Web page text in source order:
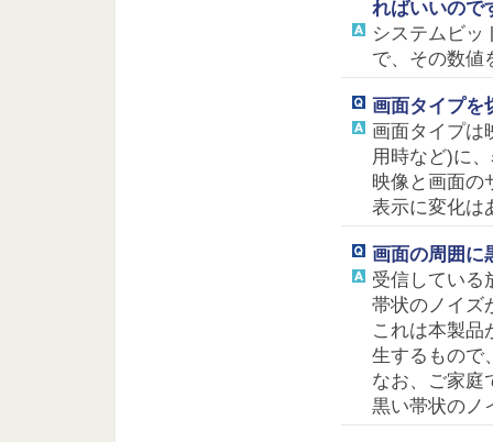
ればいいので
システムビッ
で、その数値
画面タイプを
画面タイプは
用時など)に
映像と画面の
表示に変化は
画面の周囲に
受信している
帯状のノイズ
これは本製品
生するもので
なお、ご家庭
黒い帯状のノ